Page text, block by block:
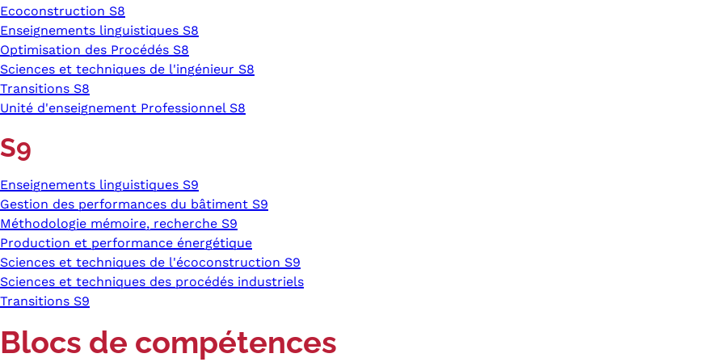
Ecoconstruction S8
Enseignements linguistiques S8
Optimisation des Procédés S8
Sciences et techniques de l'ingénieur S8
Transitions S8
Unité d'enseignement Professionnel S8
S9
Enseignements linguistiques S9
Gestion des performances du bâtiment S9
Méthodologie mémoire, recherche S9
Production et performance énergétique
Sciences et techniques de l'écoconstruction S9
Sciences et techniques des procédés industriels
Transitions S9
Blocs de compétences